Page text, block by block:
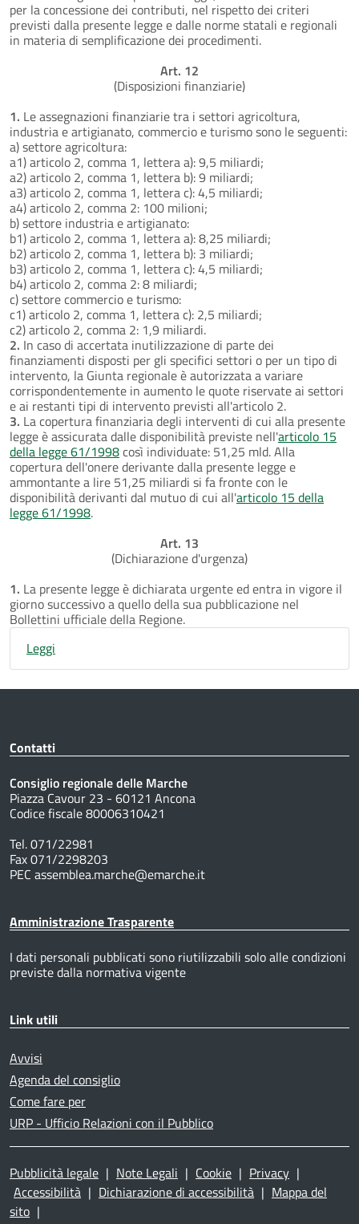
per la concessione dei contributi, nel rispetto dei criteri
previsti dalla presente legge e dalle norme statali e regionali
in materia di semplificazione dei procedimenti.
Art. 12
(Disposizioni finanziarie)
1. Le assegnazioni finanziarie tra i settori agricoltura,
industria e artigianato, commercio e turismo sono le seguenti:
a) settore agricoltura:
a1) articolo 2, comma 1, lettera a): 9,5 miliardi;
a2) articolo 2, comma 1, lettera b): 9 miliardi;
a3) articolo 2, comma 1, lettera c): 4,5 miliardi;
a4) articolo 2, comma 2: 100 milioni;
b) settore industria e artigianato:
b1) articolo 2, comma 1, lettera a): 8,25 miliardi;
b2) articolo 2, comma 1, lettera b): 3 miliardi;
b3) articolo 2, comma 1, lettera c): 4,5 miliardi;
b4) articolo 2, comma 2: 8 miliardi;
c) settore commercio e turismo:
c1) articolo 2, comma 1, lettera c): 2,5 miliardi;
c2) articolo 2, comma 2: 1,9 miliardi.
2. In caso di accertata inutilizzazione di parte dei
finanziamenti disposti per gli specifici settori o per un tipo di
intervento, la Giunta regionale è autorizzata a variare
corrispondentemente in aumento le quote riservate ai settori
e ai restanti tipi di intervento previsti all'articolo 2.
3. La copertura finanziaria degli interventi di cui alla presente
legge è assicurata dalle disponibilità previste nell'articolo 15
della legge 61/1998così individuate: 51,25 mld. Alla
copertura dell'onere derivante dalla presente legge e
ammontante a lire 51,25 miliardi si fa fronte con le
disponibilità derivanti dal mutuo di cui all'articolo 15 della
legge 61/1998.
Art. 13
(Dichiarazione d'urgenza)
1. La presente legge è dichiarata urgente ed entra in vigore il
giorno successivo a quello della sua pubblicazione nel
Bollettini ufficiale della Regione.
Leggi
Contatti
Consiglio regionale delle Marche
Piazza Cavour 23 - 60121 Ancona
Codice fiscale 80006310421
Tel. 071/22981
Fax 071/2298203
PEC assemblea.marche@emarche.it
Amministrazione Trasparente
I dati personali pubblicati sono riutilizzabili solo alle condizioni
previste dalla normativa vigente
Link utili
Avvisi
Agenda del consiglio
Come fare per
URP - Ufficio Relazioni con il Pubblico
Pubblicità legale | Note Legali | Cookie | Privacy |
Accessibilità | Dichiarazione di accessibilità | Mappa del
sito |